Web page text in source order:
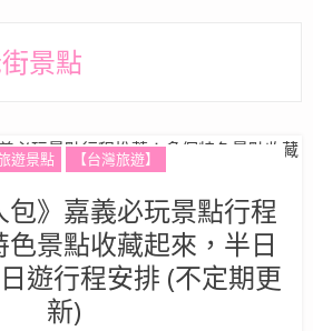
景點
遊景點 【台灣旅遊】
》嘉義必玩景點行程
景點收藏起來，半日
遊行程安排 (不定期更
新)